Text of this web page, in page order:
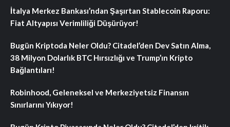
İtalya Merkez Bankası’ndan Şaşırtan Stablecoin Raporu:
Fiat Altyapısı Verimliliği Düşürüyor!
Bugün Kriptoda Neler Oldu? Citadel’den Dev Satın Alma,
38 Milyon Dolarlık BTC Hırsızlığı ve Trump’ın Kripto
Bağlantıları!
Robinhood, Geleneksel ve Merkeziyetsiz Finansın
Sınırlarını Yıkıyor!